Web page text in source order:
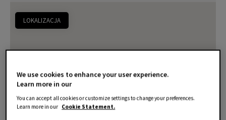
LOKALIZACJA
We use cookies to enhance your user experience.
Learn more in our
You can accept all cookies or customize settings to change your preferences.
Learn more in our Cookie Statement.